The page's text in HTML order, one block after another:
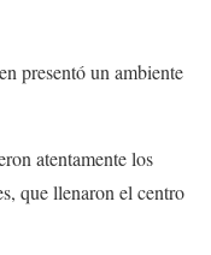
presentó un ambiente
atentamente los
que llenaron el centro